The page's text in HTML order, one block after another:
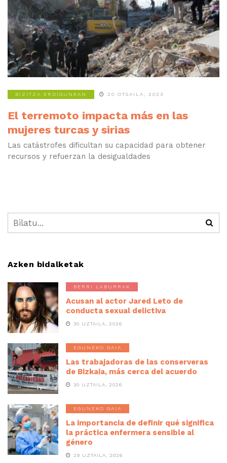
BIZITZA ERDIGUNEAN 20 OTSAILA, 2023
El terremoto impacta más en las
mujeres turcas y sirias
Las catástrofes dificultan su capacidad para obtener
recursos y refuerzan la desigualdades
Azken bidalketak
BERRI LABURRAK
Acusan al actor Jared Leto de
conducta sexual delictiva
30 UZTAILA, 2026
EGUNEKO GAIA
Las trabajadoras de las conserveras
de Bizkaia, más cerca del acuerdo
30 UZTAILA, 2026
EGUNEKO GAIA
La importancia de definir qué significa
la práctica enfermera sensible al
género
29 UZTAILA, 2026